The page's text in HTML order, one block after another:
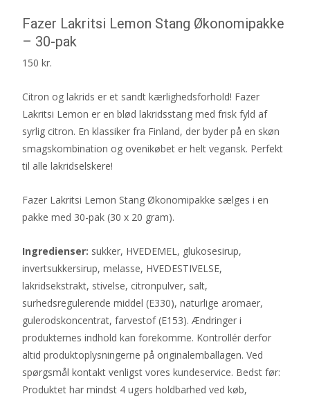
Fazer Lakritsi Lemon Stang Økonomipakke
– 30-pak
150 kr.
Citron og lakrids er et sandt kærlighedsforhold! Fazer
Lakritsi Lemon er en blød lakridsstang med frisk fyld af
syrlig citron. En klassiker fra Finland, der byder på en skøn
smagskombination og ovenikøbet er helt vegansk. Perfekt
til alle lakridselskere!
Fazer Lakritsi Lemon Stang Økonomipakke sælges i en
pakke med 30-pak (30 x 20 gram).
Ingredienser: sukker, HVEDEMEL, glukosesirup,
invertsukkersirup, melasse, HVEDESTIVELSE,
lakridsekstrakt, stivelse, citronpulver, salt,
surhedsregulerende middel (E330), naturlige aromaer,
gulerodskoncentrat, farvestof (E153). Ændringer i
produkternes indhold kan forekomme. Kontrollér derfor
altid produktoplysningerne på originalemballagen. Ved
spørgsmål kontakt venligst vores kundeservice. Bedst før:
Produktet har mindst 4 ugers holdbarhed ved køb,